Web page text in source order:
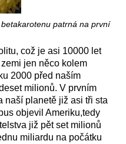
patrná na první
což je asi 10000 let
jen něco kolem
2000 před naším
milionů. V prvním
naší planetě již asi tři sta
objevil Ameriku,tedy
již pět set milionů
miliardu na počátku